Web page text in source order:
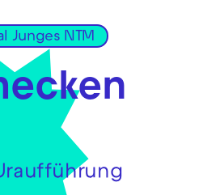
Zum Footer springen
Junges NTM